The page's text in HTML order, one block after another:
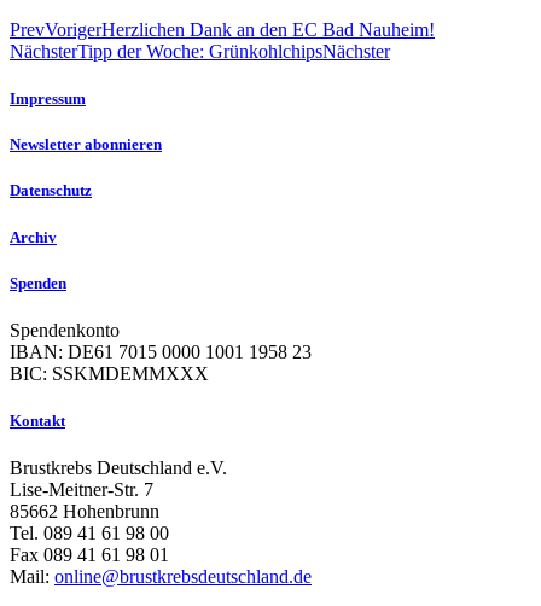
PrevVorigerHerzlichen Dank an den EC Bad Nauheim!
NächsterTipp der Woche: GrünkohlchipsNächster
Impressum
Newsletter abonnieren
Datenschutz
Archiv
Spenden
Spendenkonto
IBAN: DE61 7015 0000 1001 1958 23
BIC: SSKMDEMMXXX
Kontakt
Brustkrebs Deutschland e.V.
Lise-Meitner-Str. 7
85662 Hohenbrunn
Tel. 089 41 61 98 00
Fax 089 41 61 98 01
Mail: online@brustkrebsdeutschland.de